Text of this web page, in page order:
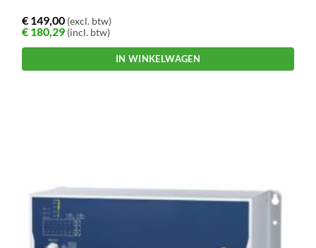
€ 149,00 (excl. btw)
€ 180,29 (incl. btw)
IN WINKELWAGEN